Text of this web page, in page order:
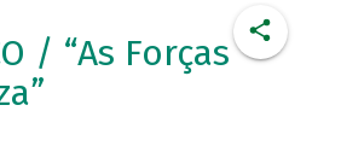
/ “As Forças